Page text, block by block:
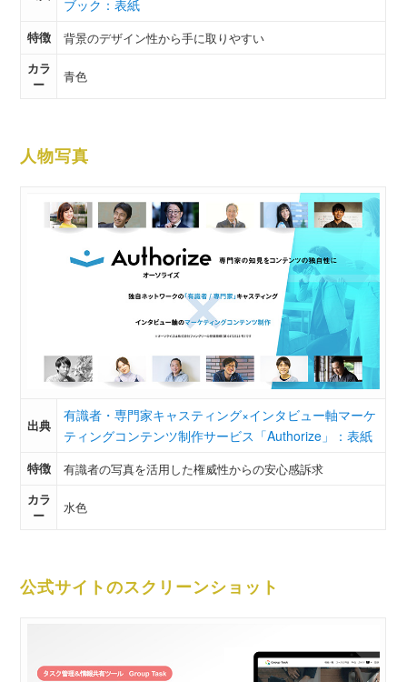
ブック：表紙
特徴
背景のデザイン性から手に取りやすい
カラ
ー
青色
人物写真
出典
有識者・専門家キャスティング×インタビュー軸マーケ
ティングコンテンツ制作サービス「Authorize」：表紙
特徴
有識者の写真を活用した権威性からの安心感訴求
カラ
ー
水色
公式サイトのスクリーンショット